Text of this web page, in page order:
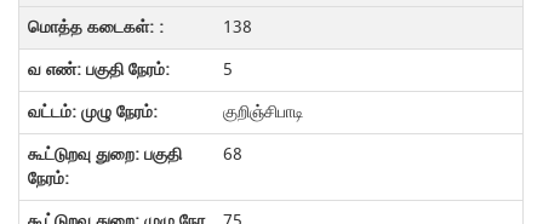
138
5
குறிஞ்சிபாடி
68